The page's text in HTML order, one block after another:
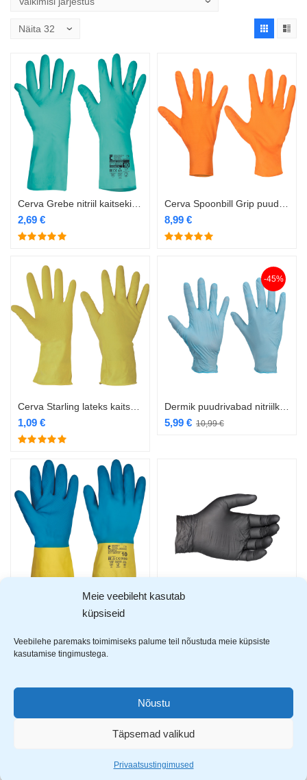
Meie veebileht kasutab
küpsiseid
Veebilehe paremaks toimimiseks palume teil nõustuda meie küpsiste
kasutamise tingimustega.
Nõustu
Täpsemad valikud
Privaatsustingimused
2,69 € 8,99 €
1,09 €
-45%
10,99€
5,99 €